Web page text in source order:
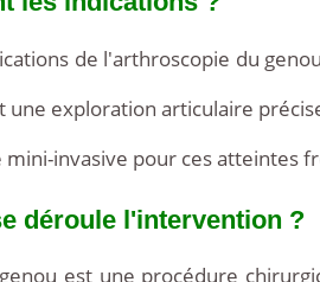
de l'arthroscopie du
une exploration articulaire
mini-invasive pour ces atteintes
déroule l'intervention ?
est une procédure